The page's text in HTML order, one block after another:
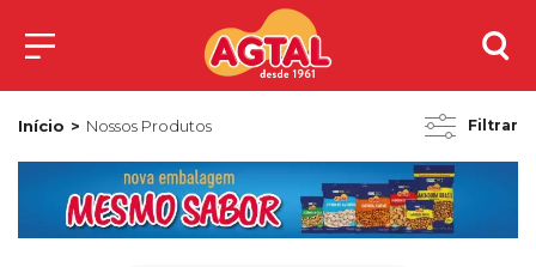
Início Nossos Produtos Filtrar